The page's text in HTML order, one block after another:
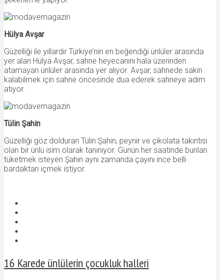
Hülya Avşar
Güzelliği ile yıllardır Türkiye’nin en beğendiği ünlüler arasında
yer alan Hülya Avşar, sahne heyecanını hala üzerinden
atamayan ünlüler arasında yer alıyor. Avşar, sahnede sakin
kalabilmek için sahne öncesinde dua ederek sahneye adım
atıyor.
Tülin Şahin
Güzelliği göz dolduran Tülin Şahin, peynir ve çikolata takıntısı
olan bir ünlü isim olarak tanınıyor. Günün her saatinde bunları
tüketmek isteyen Şahin aynı zamanda çayını ince belli
bardaktan içmek istiyor.
16 Karede ünlülerin çocukluk halleri